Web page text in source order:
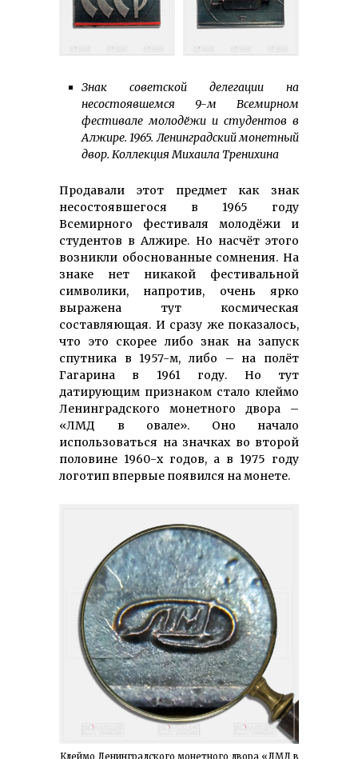
Знак советской делегации на
несостоявшемся 9-м Всемирном
фестивале молодёжи и студентов в
Алжире. 1965. Ленинградский монетный
двор. Коллекция Михаила Тренихина
Продавали этот предмет как знак
несостоявшегося в 1965 году
Всемирного фестиваля молодёжи и
студентов в Алжире. Но насчёт этого
возникли обоснованные сомнения. На
знаке нет никакой фестивальной
символики, напротив, очень ярко
выражена тут космическая
составляющая. И сразу же показалось,
что это скорее либо знак на запуск
спутника в 1957-м, либо – на полёт
Гагарина в 1961 году. Но тут
датирующим признаком стало клеймо
Ленинградского монетного двора –
«ЛМД в овале». Оно начало
использоваться на значках во второй
половине 1960-х годов, а в 1975 году
логотип впервые появился на монете.
Клеймо Ленинградского монетного двора «ЛМД в